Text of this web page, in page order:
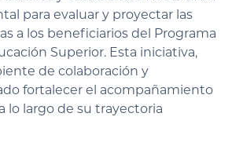
para evaluar y proyectar las
a los beneficiarios del Programa
Superior. Esta iniciativa,
de colaboración y
fortalecer el acompañamiento
lo largo de su trayectoria